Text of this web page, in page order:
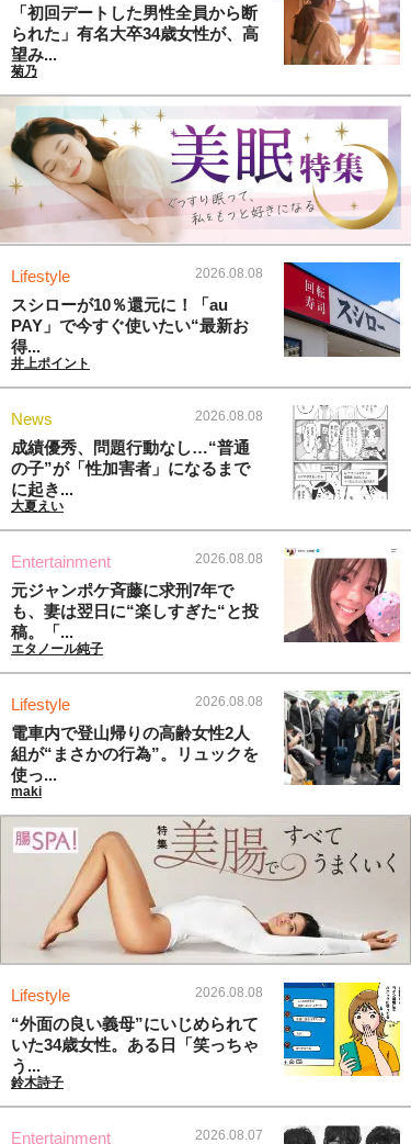
「初回デートした男性全員から断
られた」有名大卒34歳女性が、高
望み...
菊乃
Lifestyle 2026.08.08
スシローが10％還元に！「au
PAY」で今すぐ使いたい“最新お
得...
井上ポイント
News 2026.08.08
成績優秀、問題行動なし…“普通
の子”が「性加害者」になるまで
に起き...
大夏えい
Entertainment 2026.08.08
元ジャンポケ斉藤に求刑7年で
も、妻は翌日に“楽しすぎた“と投
稿。「...
エタノール純子
Lifestyle 2026.08.08
電車内で登山帰りの高齢女性2人
組が“まさかの行為”。リュックを
使っ...
maki
Lifestyle 2026.08.08
“外面の良い義母”にいじめられて
いた34歳女性。ある日「笑っちゃ
う...
鈴木詩子
Entertainment 2026.08.07